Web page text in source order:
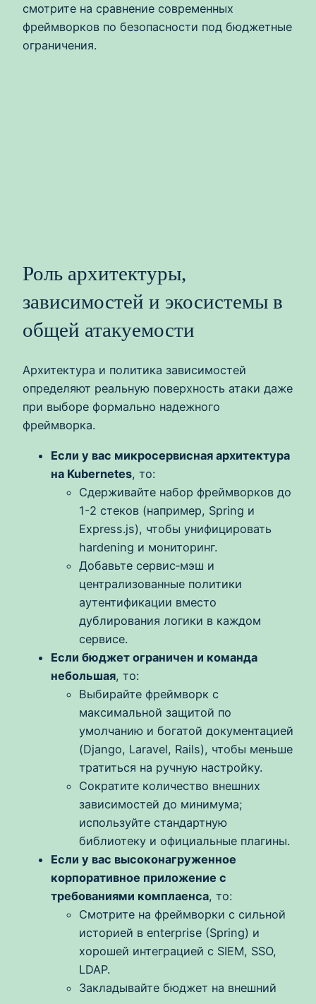
смотрите на сравнение современных
фреймворков по безопасности под бюджетные
ограничения.
Роль архитектуры,
зависимостей и экосистемы в
общей атакуемости
Архитектура и политика зависимостей
определяют реальную поверхность атаки даже
при выборе формально надежного
фреймворка.
Если у вас микросервисная архитектура
на Kubernetes, то:
Сдерживайте набор фреймворков до
1-2 стеков (например, Spring и
Express.js), чтобы унифицировать
hardening и мониторинг.
Добавьте сервис‑мэш и
централизованные политики
аутентификации вместо
дублирования логики в каждом
сервисе.
Если бюджет ограничен и команда
небольшая, то:
Выбирайте фреймворк с
максимальной защитой по
умолчанию и богатой документацией
(Django, Laravel, Rails), чтобы меньше
тратиться на ручную настройку.
Сократите количество внешних
зависимостей до минимума;
используйте стандартную
библиотеку и официальные плагины.
Если у вас высоконагруженное
корпоративное приложение с
требованиями комплаенса, то:
Смотрите на фреймворки с сильной
историей в enterprise (Spring) и
хорошей интеграцией с SIEM, SSO,
LDAP.
Закладывайте бюджет на внешний